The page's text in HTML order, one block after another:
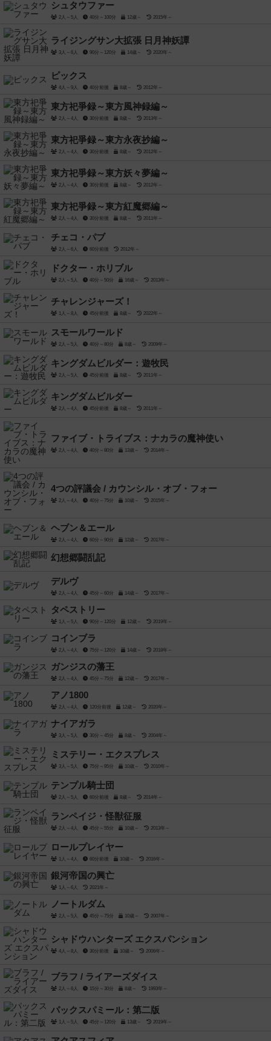
シュタウファー
2人～5人 40分～100分 12歳～ 2015年～
ライジングサン大拡張 日月神妖譚
3人～6人 90分～120分 14歳～ 2020年～
ピックス
4人～9人 40分前後 8歳～ 2012年～
東方祀爭録～東方風神録編～
2人～4人 30分前後 8歳～ 2013年～
東方祀爭録～東方永夜抄編～
2人～4人 30分前後 8歳～ 2012年～
東方祀爭録～東方妖々夢編～
2人～4人 30分前後 8歳～ 2012年～
東方祀爭録～東方紅魔郷編～
2人～4人 30分前後 8歳～ 2011年～
チェコ・パブ
2人～6人 60分前後 2012年～
ドクター・ホリブル
2人～5人 40分～50分 16歳～ 2013年～
チャレンジャーズ！
1人～8人 45分前後 8歳～ 2022年～
スモールワールド
2人～5人 40分～80分 8歳～ 2009年～
キングダムビルダー：遊牧民
2人～5人 45分前後 8歳～ 2011年～
キングダムビルダー
2人～4人 45分前後 8歳～ 2011年～
ファイブ・トライブス：ナカラの魔神使い
2人～4人 40分～80分 13歳～ 2014年～
4つの評議会 / カウンシル・オブ・フォー
2人～4人 40分～75分 10歳～ 2015年～
ヘブン＆エール
2人～4人 60分～90分 12歳～ 2017年～
幻想郷闘乱記
デルヴ
2人～4人 45分～60分 14歳～ 2017年～
タペストリー
1人～5人 90分～120分 12歳～ 2019年～
コインブラ
2人～4人 75分～120分 14歳～ 2018年～
ガンジスの藩王
2人～4人 45分～75分 12歳～ 2017年～
アノ1800
2人～4人 120分前後 12歳～ 2020年～
ナイアガラ
3人～5人 30分～45分 8歳～ 2004年～
ミステリー・エクスプレス
3人～5人 75分～95分 10歳～ 2010年～
テンプル騎士団
2人～5人 60分前後 8歳～ 2014年～
ランペイジ・怪獣征服
2人～4人 45分～55分 10歳～ 2013年～
ロールプレイヤー
1人～4人 60分前後 10歳～ 2016年～
銀河帝国の興亡
1人～6人 2021年～
ノートルダム
2人～5人 45分～75分 10歳～ 2007年～
シャドウハンターズ エクスパンション
4人～8人 30分前後 10歳～ 2006年～
ブラフ / ライアーズダイス
2人～6人 15分～30分 8歳～ 1993年～
パックスパミール：第二版
1人～5人 45分～120分 13歳～ 2019年～